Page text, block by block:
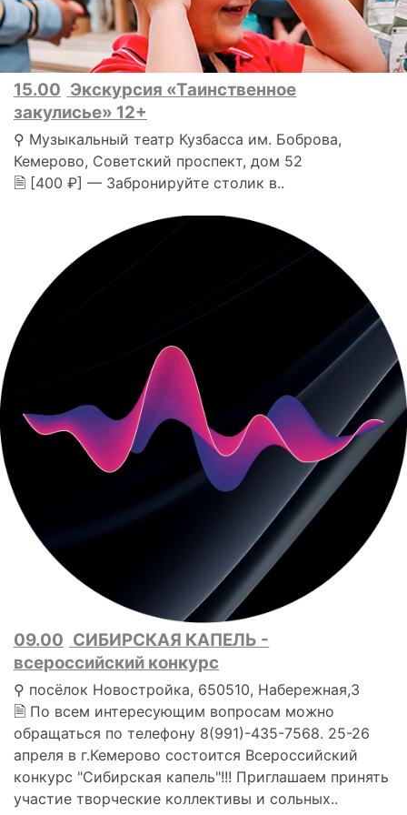
15.00 Экскурсия «Таинственное
закулисье» 12+
⚲ Музыкальный театр Кузбасса им. Боброва,
Кемерово, Советский проспект, дом 52
🗎 [400 ₽] — Забронируйте столик в..
09.00 СИБИРСКАЯ КАПЕЛЬ -
всероссийский конкурс
⚲ посёлок Новостройка, 650510, Набережная,3
🗎 По всем интересующим вопросам можно
обращаться по телефону 8(991)-435-7568. 25-26
апреля в г.Кемерово состоится Всероссийский
конкурс "Сибирская капель"!!! Приглашаем принять
участие творческие коллективы и сольных..